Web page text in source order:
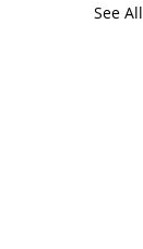
See All